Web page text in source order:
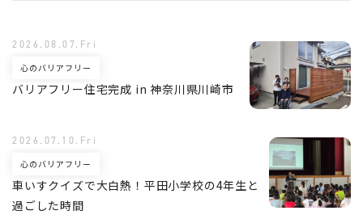
バリアフリー住宅完成 in 神奈川県川崎市
心のバリアフリー
2026.08.07.Fri
車いすクイズで大白熱！平田小学校の4年生と
過ごした時間
心のバリアフリー
2026.07.10.Fri